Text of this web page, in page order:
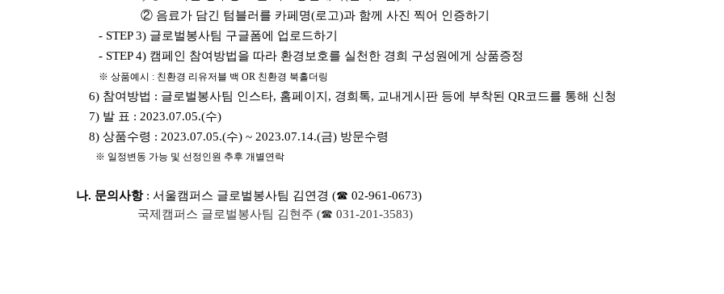
② 음료가 담긴 텀블러를 카페명(로고)과 함께 사진 찍어 인증하기
- STEP 3) 글로벌봉사팀 구글폼에 업로드하기
- STEP 4) 캠페인 참여방법을 따라 환경보호를 실천한 경희 구성원에게 상품증정
※ 상품예시 : 친환경 리유저블 백 OR 친환경 북홀더링
6) 참여방법 : 글로벌봉사팀 인스타, 홈페이지, 경희톡, 교내게시판 등에 부착된 QR코드를 통해 신청
7) 발 표 : 2023.07.05.(수)
8) 상품수령 : 2023.07.05.(수) ~ 2023.07.14.(금) 방문수령
※ 일정변동 가능 및 선정인원 추후 개별연락
나. 문의사항: 서울캠퍼스 글로벌봉사팀 김연경 (☎ 02-961-0673)
국제캠퍼스 글로벌봉사팀 김현주 (☎ 031-201-3583)